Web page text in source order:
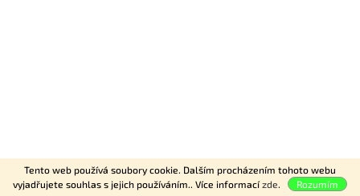
Tento web používá soubory cookie. Dalším procházením tohoto webu
vyjadřujete souhlas s jejich používáním.. Více informacízde. Rozumím